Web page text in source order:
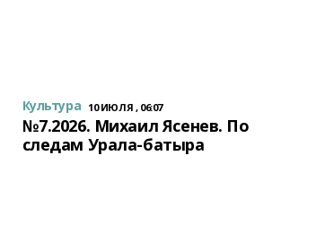
Культура 10 ИЮЛЯ , 06:07
№7.2026. Михаил Ясенев. По
следам Урала-батыра